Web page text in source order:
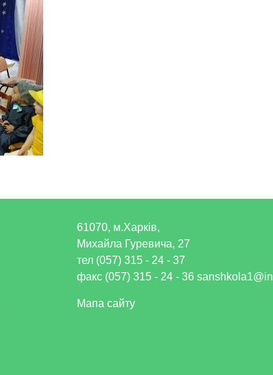
61070, м.Харків,
Михайла Гуревича, 27
тел (057) 315 - 24 - 37
факс (057) 315 - 24 - 36
Мапа сайту